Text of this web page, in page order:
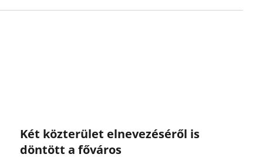
Két közterület elnevezéséről is
döntött a főváros